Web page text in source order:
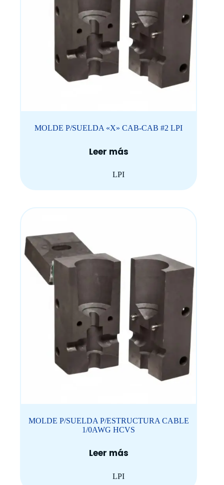
MOLDE P/SUELDA «X» CAB-CAB #2 LPI
Leer más
LPI
MOLDE P/SUELDA P/ESTRUCTURA CABLE
1/0AWG HCVS
Leer más
LPI